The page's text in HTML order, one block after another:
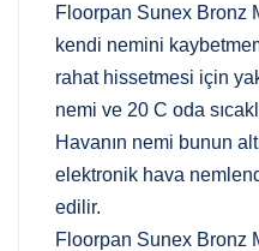
Floorpan Sunex Bronz
kendi nemini
rahat hissetmesi için
nemi ve 20 C oda
Havanın nemi bunun
elektronik hava
edilir.
Floorpan Sunex Bronz